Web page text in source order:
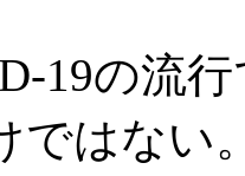
19の流
ではない